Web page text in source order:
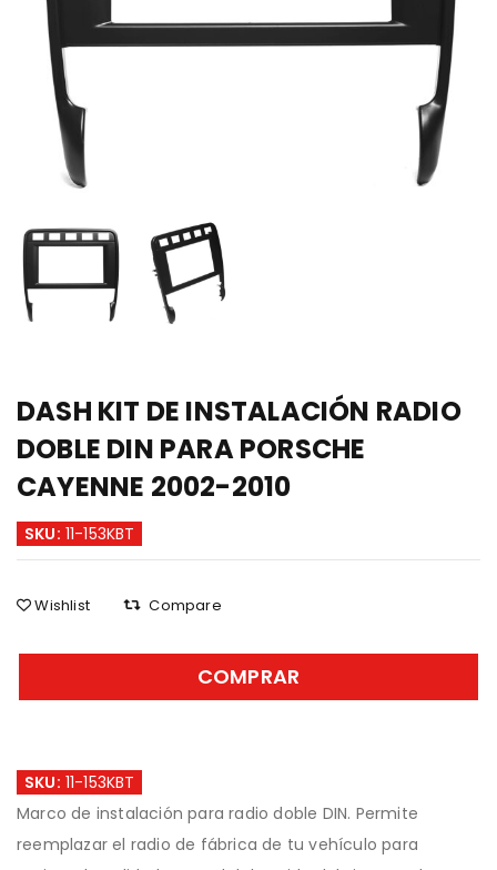
DASH KIT DE INSTALACIÓN RADIO
DOBLE DIN PARA PORSCHE
CAYENNE 2002-2010
SKU: 11-153KBT
Wishlist Compare
COMPRAR
SKU: 11-153KBT
Marco de instalación para radio doble DIN. Permite
reemplazar el radio de fábrica de tu vehículo para